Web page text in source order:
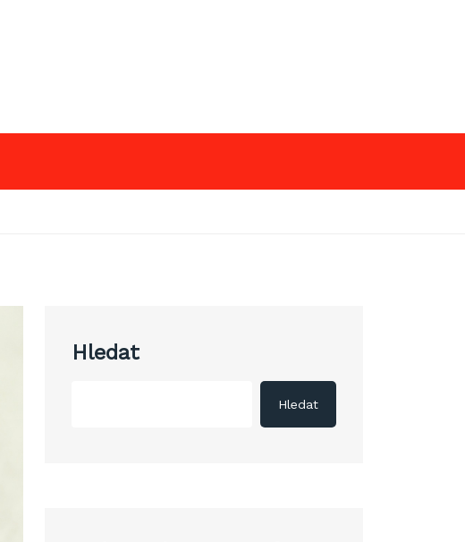
Hledat
Hledat